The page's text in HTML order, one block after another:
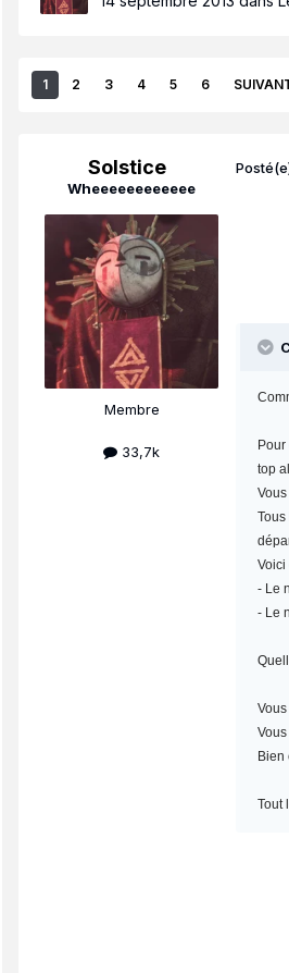
1 2 3 4 5 6
Solstice
Wheeeeeeeeeeee
Membre
33,7k
top
Voici
- Le
- Le
Bien
Tout